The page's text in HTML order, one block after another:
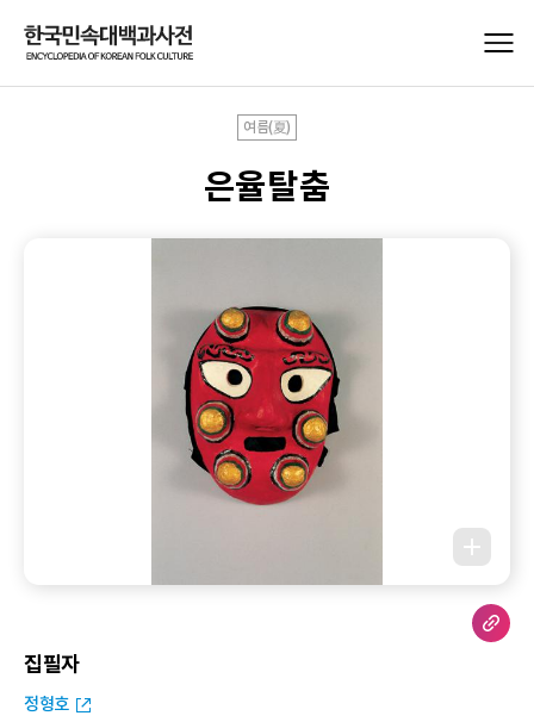
여름(夏)
은율탈춤
집필자
정형호